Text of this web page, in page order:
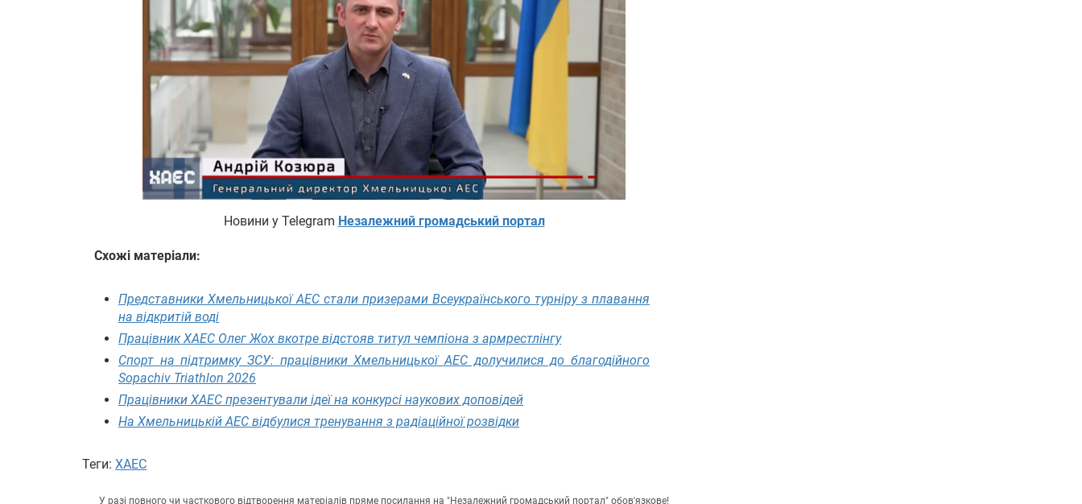
Новини у Telegram Незалежний громадський портал
Схожі матеріали:
Представники Хмельницької АЕС стали призерами Всеукраїнського турніру з плавання
на відкритій воді
Працівник ХАЕС Олег Жох вкотре відстояв титул чемпіона з армрестлінгу
Спорт на підтримку ЗСУ: працівники Хмельницької АЕС долучилися до благодійного
Sopachiv Triathlon 2026
Працівники ХАЕС презентували ідеї на конкурсі наукових доповідей
На Хмельницькій АЕС відбулися тренування з радіаційної розвідки
Теги: ХАЕС
У разі повного чи часткового відтворення матеріалів пряме посилання на "Незалежний громадський портал" обов'язкове!